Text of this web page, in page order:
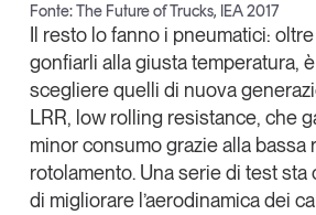
Fonte: The Future of Trucks, IEA 2017
Il resto lo fanno i pneumatici:
gonfiarli alla giusta temperatura,
scegliere quelli di nuova
LRR, low rolling resistance, che
minor consumo grazie alla bassa
rotolamento. Una serie di test sta
di migliorare l’aerodinamica dei